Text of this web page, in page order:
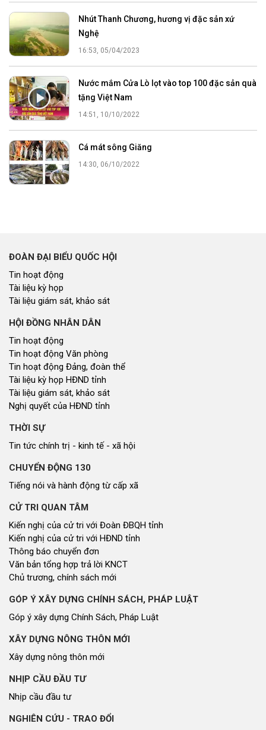
Nhút Thanh Chương, hương vị đặc sản xứ
Nghệ
16:53, 05/04/2023
Nước mắm Cửa Lò lọt vào top 100 đặc sản quà
tặng Việt Nam
14:51, 10/10/2022
Cá mát sông Giăng
14:30, 06/10/2022
ĐOÀN ĐẠI BIỂU QUỐC HỘI
Tin hoạt động
Tài liệu kỳ họp
Tài liệu giám sát, khảo sát
HỘI ĐỒNG NHÂN DÂN
Tin hoạt động
Tin hoạt động Văn phòng
Tin hoạt động Đảng, đoàn thể
Tài liệu kỳ họp HĐND tỉnh
Tài liệu giám sát, khảo sát
Nghị quyết của HĐND tỉnh
THỜI SỰ
Tin tức chính trị - kinh tế - xã hội
CHUYỂN ĐỘNG 130
Tiếng nói và hành động từ cấp xã
CỬ TRI QUAN TÂM
Kiến nghị của cử tri với Đoàn ĐBQH tỉnh
Kiến nghị của cử tri với HĐND tỉnh
Thông báo chuyển đơn
Văn bản tổng hợp trả lời KNCT
Chủ trương, chính sách mới
GÓP Ý XÂY DỰNG CHÍNH SÁCH, PHÁP LUẬT
Góp ý xây dựng Chính Sách, Pháp Luật
XÂY DỰNG NÔNG THÔN MỚI
Xây dựng nông thôn mới
NHỊP CẦU ĐẦU TƯ
Nhịp cầu đầu tư
NGHIÊN CỨU - TRAO ĐỔI